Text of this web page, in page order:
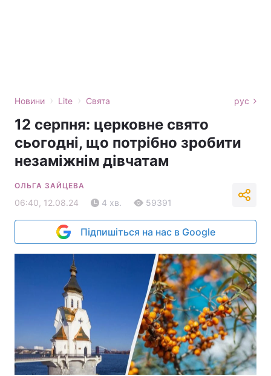
Новини › Lite › Свята рус
12 серпня: церковне свято
сьогодні, що потрібно зробити
незаміжнім дівчатам
ОЛЬГА ЗАЙЦЕВА
06:40, 12.08.24 4 хв. 59391
Підпишіться на нас в Google